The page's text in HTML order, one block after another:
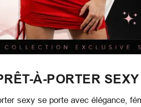
À-PORTER
sexy se porte avec élégance,